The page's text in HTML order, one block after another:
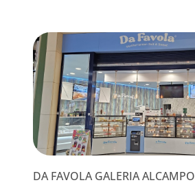
DA FAVOLA GALERIA ALCAMPO